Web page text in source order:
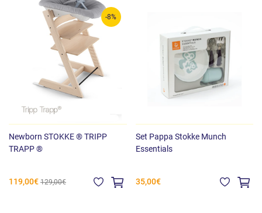
-8%
Newborn STOKKE ® TRIPP
TRAPP ®
119,00€ 129,00€
Set Pappa Stokke Munch
Essentials
35,00€